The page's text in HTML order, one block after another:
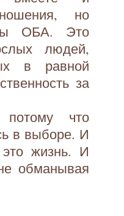
но
ОБА. Это
людей,
в равной
за
потому что
в выборе. И
жизнь. И
обманывая